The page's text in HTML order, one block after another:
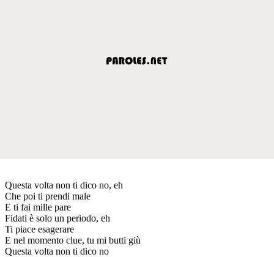
Questa volta non ti dico no, eh
Che poi ti prendi male
E ti fai mille pare
Fidati è solo un periodo, eh
Ti piace esagerare
E nel momento clue, tu mi butti giù
Questa volta non ti dico no